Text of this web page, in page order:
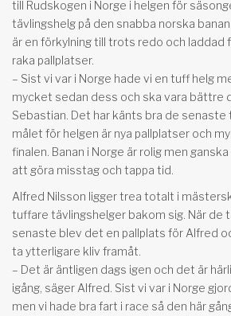
till Rudskogen i Norge i helgen för
tävlingshelg på den snabba norska
är en förkylning till trots redo och laddad
raka pallplatser.
– Sist vi var i Norge hade vi en tuff helg
mycket sedan dess och ska vara bättre
Sebastian. Det har känts bra de senaste
målet för helgen är nya pallplatser och
finalen. Banan i Norge är rolig men
att göra misstag och tappa tid.
Alfred Nilsson ligger trea totalt i
tuffare tävlingshelger bakom sig. När de
senaste blev det en pallplats för Alfred
ta ytterligare kliv framåt.
– Det är äntligen dags igen och det är
igång, säger Alfred. Sist vi var i Norge
men vi hade bra fart i race så den här